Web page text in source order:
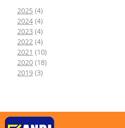
2025 (4)
2024 (4)
2023 (4)
2022 (4)
2021 (10)
2020 (18)
2019 (3)